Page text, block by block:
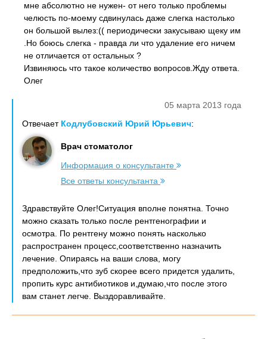
мне абсолютно не нужен- от него только проблемы
челюсть по-моему сдвинулась даже слегка настолько
он большой вылез:(( периодически закусываю щеку им
.Но боюсь слегка - правда ли что удаление его ничем
не отличается от остальных ?
Извиняюсь что такое количество вопросов.Жду ответа.
Олег
05 марта 2013 года
Отвечает Кодлубовский Юрий Юрьевич:
Врач стоматолог
Информация о консультанте
Все ответы консультанта
Здравствуйте Олег!Ситуация вполне понятна. Точно
можно сказать только после рентгенографии и
осмотра. По рентгену можно понять насколько
распространен процесс,соответственно назначить
лечение. Опираясь на ваши слова, могу
предположить,что зуб скорее всего придется удалить,
пропить курс антибиотиков и,думаю,что после этого
вам станет легче. Выздоравливайте.